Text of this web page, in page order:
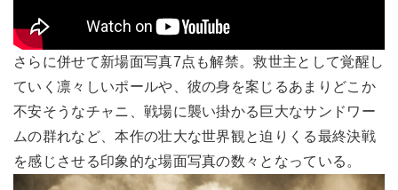
さらに併せて新場面写真7点も解禁。救世主として覚醒し
ていく凛々しいポールや、彼の身を案じるあまりどこか
不安そうなチャニ、戦場に襲い掛かる巨大なサンドワー
ムの群れなど、本作の壮大な世界観と迫りくる最終決戦
を感じさせる印象的な場面写真の数々となっている。